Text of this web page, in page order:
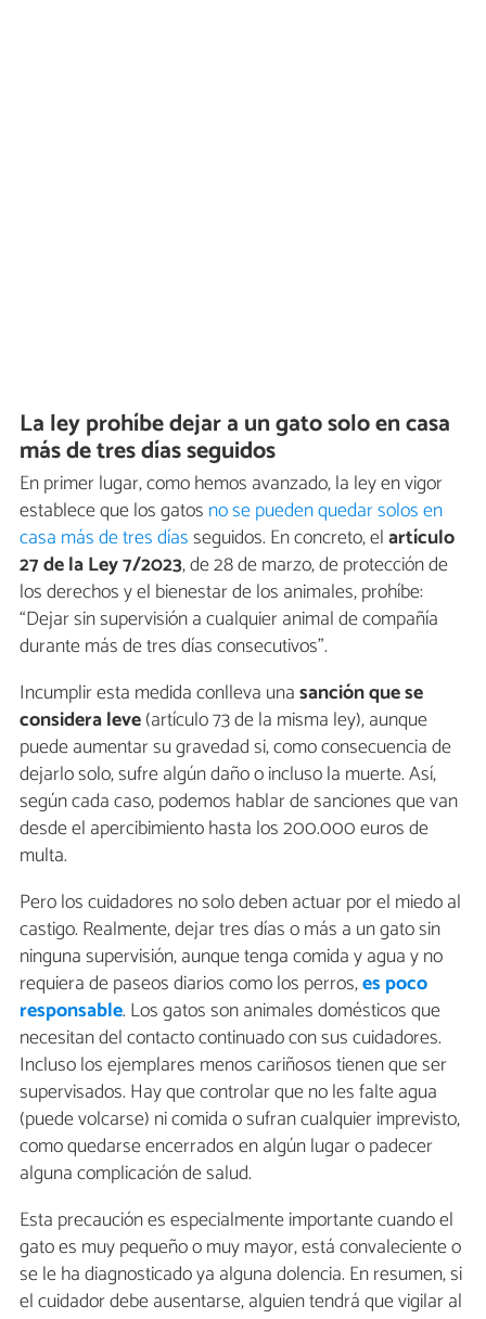
La ley prohíbe dejar a un gato solo en casa
más de tres días seguidos
En primer lugar, como hemos avanzado, la ley en vigor
establece que los gatos no se pueden quedar solos en
casa más de tres díasseguidos. En concreto, elartículo
27 de la Ley 7/2023, de 28 de marzo, de protección de
los derechos y el bienestar de los animales, prohíbe:
“Dejar sin supervisión a cualquier animal de compañía
durante más de tres días consecutivos”.
Incumplir esta medida conlleva unasanción que se
considera leve(artículo 73 de la misma ley), aunque
puede aumentar su gravedad si, como consecuencia de
dejarlo solo, sufre algún daño o incluso la muerte. Así,
según cada caso, podemos hablar de sanciones que van
desde el apercibimiento hasta los 200.000 euros de
multa.
Pero los cuidadores no solo deben actuar por el miedo al
castigo. Realmente, dejar tres días o más a un gato sin
ninguna supervisión, aunque tenga comida y agua y no
requiera de paseos diarios como los perros,es poco
responsable. Los gatos son animales domésticos que
necesitan del contacto continuado con sus cuidadores.
Incluso los ejemplares menos cariñosos tienen que ser
supervisados. Hay que controlar que no les falte agua
(puede volcarse) ni comida o sufran cualquier imprevisto,
como quedarse encerrados en algún lugar o padecer
alguna complicación de salud.
Esta precaución es especialmente importante cuando el
gato es muy pequeño o muy mayor, está convaleciente o
se le ha diagnosticado ya alguna dolencia. En resumen, si
el cuidador debe ausentarse, alguien tendrá que vigilar al